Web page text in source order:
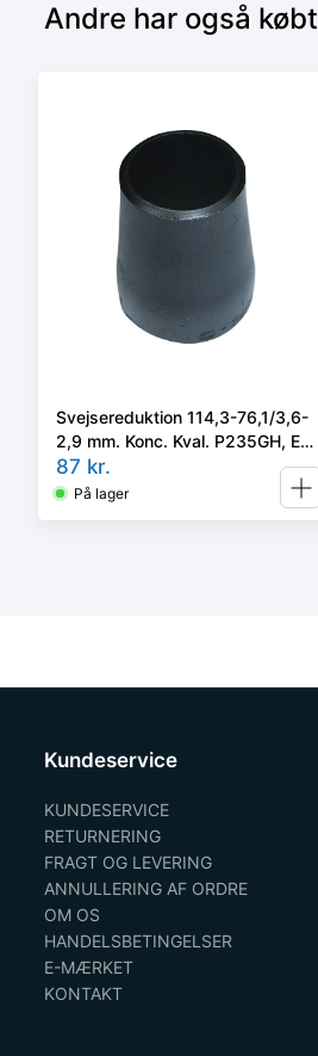
Andre har også købt
Svejsereduktion 114,3-76,1/3,6-
2,9 mm. Konc. Kval. P235GH, EN
10253-2/rk2 type B
87 kr.
På lager
Kundeservice
KUNDESERVICE
RETURNERING
FRAGT OG LEVERING
ANNULLERING AF ORDRE
OM OS
HANDELSBETINGELSER
E-MÆRKET
KONTAKT